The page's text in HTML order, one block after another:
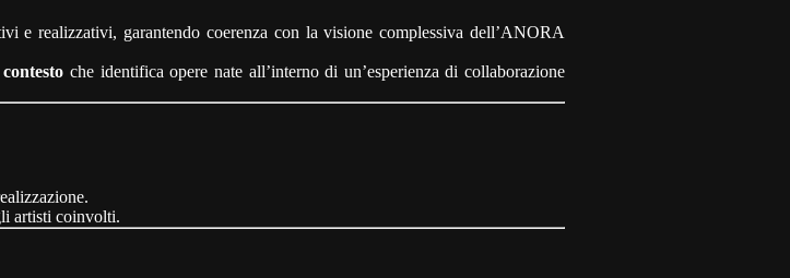
e realizzativi, garantendo coerenza con la visione complessiva dell’ANORA
che identifica opere nate all’interno di un’esperienza di collaborazione
artisti coinvolti.